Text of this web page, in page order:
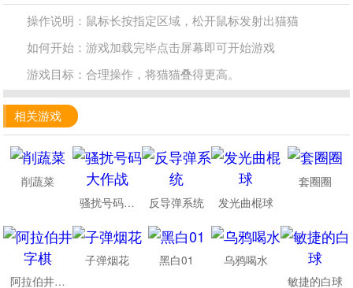
操作说明：鼠标长按指定区域，松开鼠标发射出猫猫
如何开始：游戏加载完毕点击屏幕即可开始游戏
游戏目标：合理操作，将猫猫叠得更高。
相关游戏
削蔬菜
骚扰号码大作战
反导弹系统 发光曲棍球
套圈圈
阿拉伯井字棋
子弹烟花 黑白01
乌鸦喝水
敏捷的白球